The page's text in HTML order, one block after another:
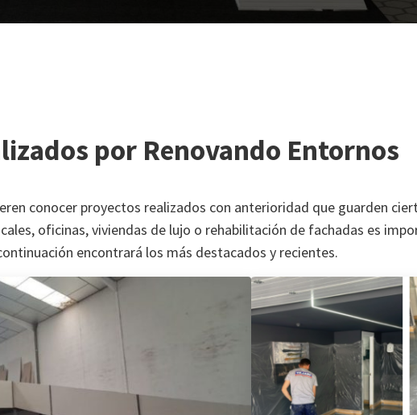
por Renovando Entornos
conocer proyectos realizados con anterioridad que guarden
oficinas, viviendas de lujo o rehabilitación de fachadas es
encontrará los más destacados y recientes.